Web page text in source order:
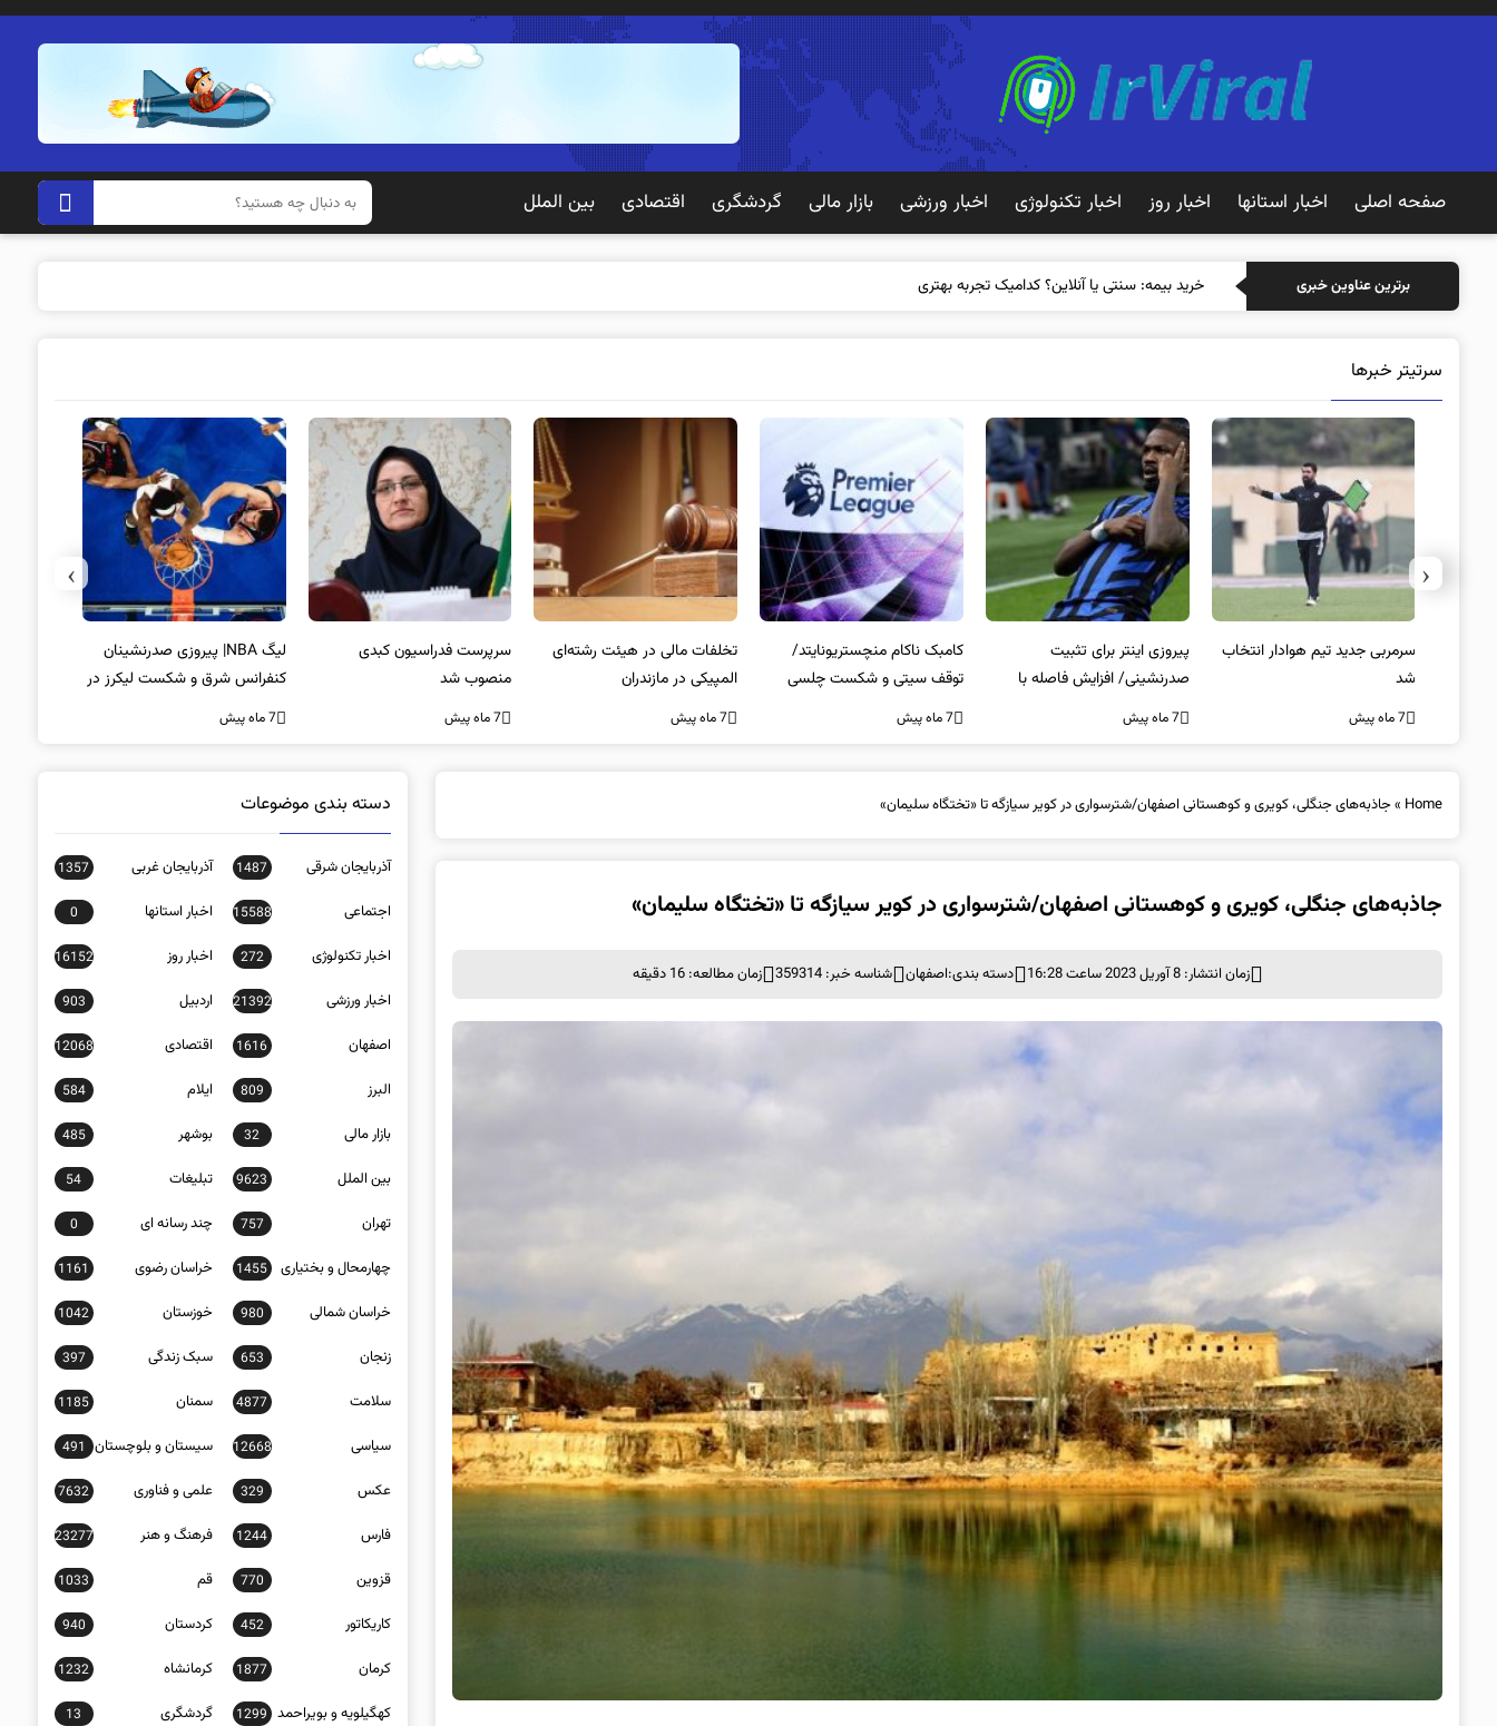
صفحه اصلی اخبار استانها اخبار روز اخبار تکنولوژی اخبار ورزشی بازار مالی گردشگری اقتصادی بین الملل
برترین عناوین خبری خرید بیمه: سنتی یا آنلاین؟ کدامیک تجربه بهتری برای مشتریان ایجاد می‌کند؟
سرتیتر خبرها
سرمربی جدید تیم هوادار انتخاب
شد
7 ماه پیش
پیروزی اینتر برای تثبیت
صدرنشینی/ افزایش فاصله با
ناپولی
7 ماه پیش
کامبک ناکام منچستریونایتد/
توقف سیتی و شکست چلسی
7 ماه پیش
تخلفات مالی در هیئت رشته‌ای
المپیکی در مازندران
7 ماه پیش
سرپرست فدراسیون کبدی
منصوب شد
7 ماه پیش
لیگ NBA| پیروزی صدرنشینان
کنفرانس شرق و شکست لیکرز در
غیاب جیمز
7 ماه پیش
‹
›
Home
»جاذبه‌های جنگلی، کویری و کوهستانی اصفهان/شترسواری در کویر سیازگه تا «تختگاه سلیمان»
جاذبه‌های جنگلی، کویری و کوهستانی اصفهان/شترسواری در کویر سیازگه تا «تختگاه سلیمان»
زمان انتشار: 8 آوریل 2023 ساعت 16:28 دسته بندی:اصفهان شناسه خبر: 359314 زمان مطالعه: 16 دقیقه
دسته بندی موضوعات
آذربایجان شرقی 1487 آذربایجان غربی 1357
اجتماعی 15588 اخبار استانها 0
اخبار تکنولوژی 272 اخبار روز 16152
اخبار ورزشی 21392 اردبیل 903
اصفهان 1616 اقتصادی 12068
البرز 809 ایلام 584
بازار مالی 32 بوشهر 485
بین الملل 9623 تبلیغات 54
تهران 757 چند رسانه ای 0
چهارمحال و بختیاری 1455 خراسان رضوی 1161
خراسان شمالی 980 خوزستان 1042
زنجان 653 سبک زندگی 397
سلامت 4877 سمنان 1185
سیاسی 12668 سیستان و بلوچستان 491
عکس 329 علمی و فناوری 7632
فارس 1244 فرهنگ و هنر 23277
قزوین 770 قم 1033
کاریکاتور 452 کردستان 940
کرمان 1877 کرمانشاه 1232
کهگیلویه و بویراحمد 1299 گردشگری 13